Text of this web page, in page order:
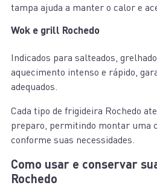
tampa ajuda a manter o calor e
Wok e grill Rochedo
Indicados para salteados,
aquecimento intenso e rápido,
adequados.
Cada tipo de frigideira Rochedo
preparo, permitindo montar uma
conforme suas necessidades.
Como usar e conservar
Rochedo